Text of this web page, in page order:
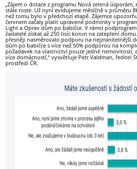
„Zájem o dotace z programu Nová zelená
stále roste. Už nyní evidujeme měsíčně v průměru
než tomu bylo v předchozí etapě. Zájemce
červnem začaly platit upravené podmínky v
Light a Oprav dům po babičce. V rámci
žadatelé získat až 250 tisíc korun na zateplení
přesněji nasměrovalo podporu na nejzranitelnější
dům po babičce s více než 50% podporou na
požadavek na vlastnictví pouze jedné nemovitosti,
více domácností,“ vysvětluje Petr Valdman, ředitel
prostředí ČR.